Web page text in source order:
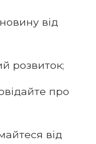
від
розвиток;
про
від